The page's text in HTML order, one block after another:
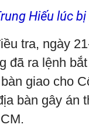
Hiếu lúc bị
tra, ngày
đã ra lệnh
giao cho
bàn gây án